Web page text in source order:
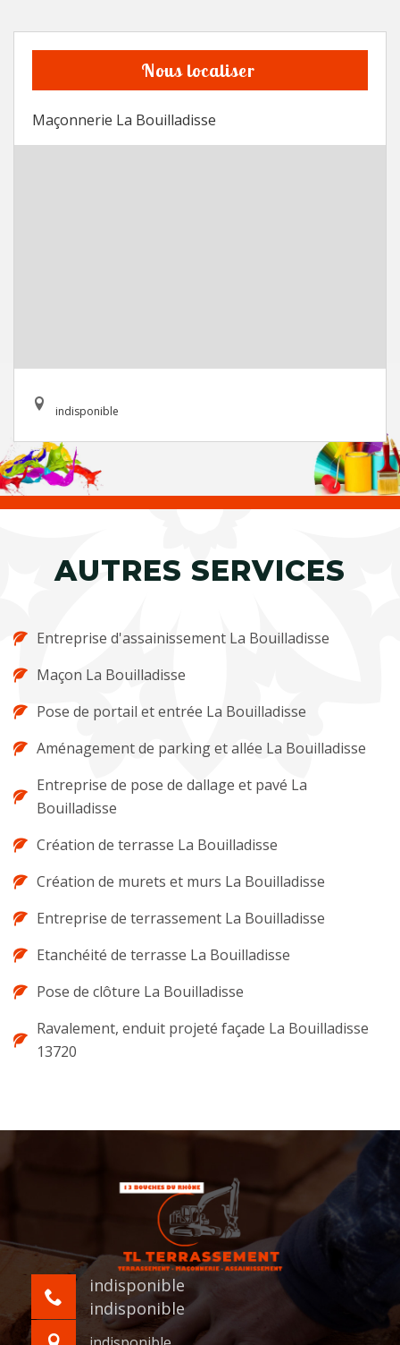
Nous localiser
Maçonnerie La Bouilladisse
indisponible
AUTRES SERVICES
Entreprise d'assainissement La Bouilladisse
Maçon La Bouilladisse
Pose de portail et entrée La Bouilladisse
Aménagement de parking et allée La Bouilladisse
Entreprise de pose de dallage et pavé La
Bouilladisse
Création de terrasse La Bouilladisse
Création de murets et murs La Bouilladisse
Entreprise de terrassement La Bouilladisse
Etanchéité de terrasse La Bouilladisse
Pose de clôture La Bouilladisse
Ravalement, enduit projeté façade La Bouilladisse
13720
indisponible
indisponible